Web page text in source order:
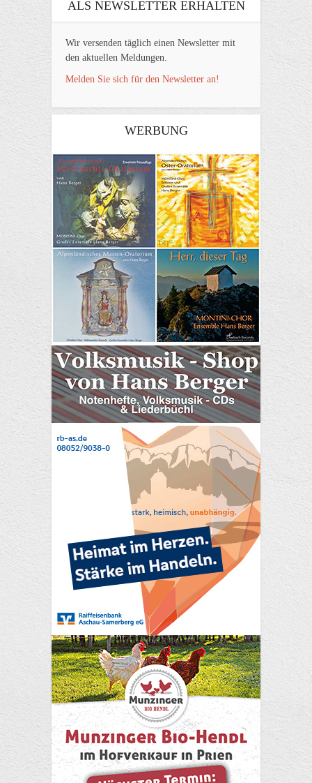
ALS NEWSLETTER ERHALTEN
Wir versenden täglich einen Newsletter mit
den aktuellen Meldungen.
Melden Sie sich für den Newsletter an!
WERBUNG